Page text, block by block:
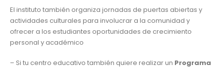
El instituto también organiza jornadas de puertas abiertas y
actividades culturales para involucrar a la comunidad y
ofrecer a los estudiantes oportunidades de crecimiento
personal y académico
– Si tu centro educativo también quiere realizar un Programa